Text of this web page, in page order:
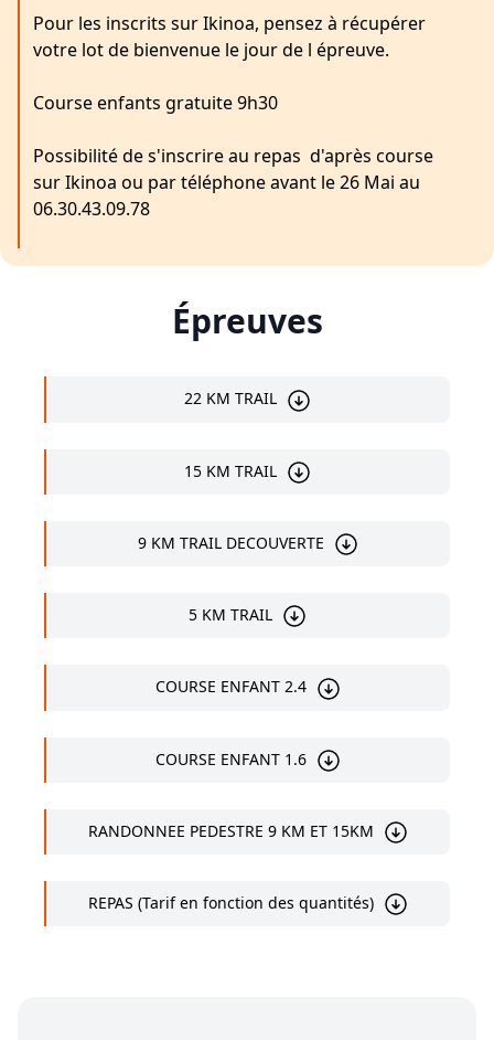
Pour les inscrits sur Ikinoa, pensez à récupérer
votre lot de bienvenue le jour de l épreuve.
Course enfants gratuite 9h30
Possibilité de s'inscrire au repas d'après course
sur Ikinoa ou par téléphone avant le 26 Mai au
06.30.43.09.78
Épreuves
22 KM TRAIL
15 KM TRAIL
9 KM TRAIL DECOUVERTE
5 KM TRAIL
COURSE ENFANT 2.4
COURSE ENFANT 1.6
RANDONNEE PEDESTRE 9 KM ET 15KM
REPAS (Tarif en fonction des quantités)